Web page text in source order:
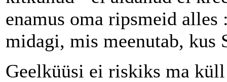
enamus oma ripsmeid
midagi, mis meenutab, kus
Geelküüsi ei riskiks ma